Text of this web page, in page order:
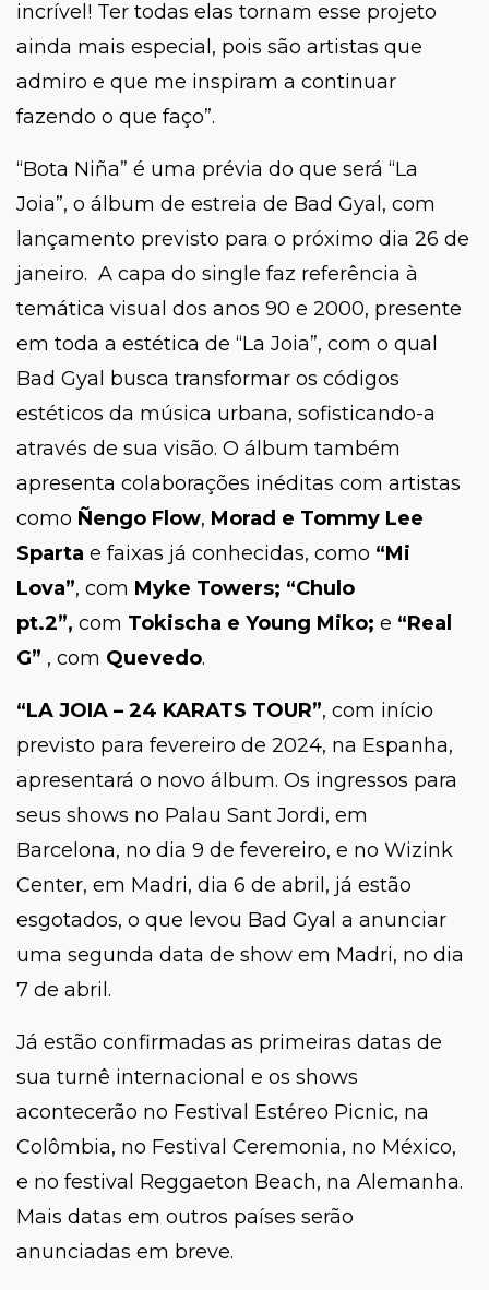
incrível! Ter todas elas tornam esse projeto
ainda mais especial, pois são artistas que
admiro e que me inspiram a continuar
fazendo o que faço”.
“Bota Niña” é uma prévia do que será “La
Joia”, o álbum de estreia de Bad Gyal, com
lançamento previsto para o próximo dia 26 de
janeiro. A capa do single faz referência à
temática visual dos anos 90 e 2000, presente
em toda a estética de “La Joia”, com o qual
Bad Gyal busca transformar os códigos
estéticos da música urbana, sofisticando-a
através de sua visão. O álbum também
apresenta colaborações inéditas com artistas
como Ñengo Flow, Morad e Tommy Lee
Sparta e faixas já conhecidas, como “Mi
Lova”, com Myke Towers; “Chulo
pt.2”, com Tokischa e Young Miko; e “Real
G” , com Quevedo.
“LA JOIA – 24 KARATS TOUR”, com início
previsto para fevereiro de 2024, na Espanha,
apresentará o novo álbum. Os ingressos para
seus shows no Palau Sant Jordi, em
Barcelona, no dia 9 de fevereiro, e no Wizink
Center, em Madri, dia 6 de abril, já estão
esgotados, o que levou Bad Gyal a anunciar
uma segunda data de show em Madri, no dia
7 de abril.
Já estão confirmadas as primeiras datas de
sua turnê internacional e os shows
acontecerão no Festival Estéreo Picnic, na
Colômbia, no Festival Ceremonia, no México,
e no festival Reggaeton Beach, na Alemanha.
Mais datas em outros países serão
anunciadas em breve.